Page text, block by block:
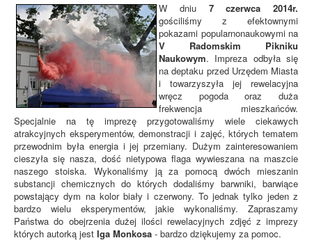
W dniu 7 czerwca 2014r.
gościliśmy z efektownymi
pokazami popularnonaukowymi na
V Radomskim Pikniku
Naukowym. Impreza odbyła się
na deptaku przed Urzędem Miasta
i towarzyszyła jej rewelacyjna
wręcz pogoda oraz duża
frekwencja mieszkańców.
Specjalnie na tę imprezę przygotowaliśmy wiele ciekawych
atrakcyjnych eksperymentów, demonstracji i zajęć, których tematem
przewodnim była energia i jej przemiany. Dużym zainteresowaniem
cieszyła się nasza, dość nietypowa flaga wywieszana na maszcie
naszego stoiska. Wykonaliśmy ją za pomocą dwóch mieszanin
substancji chemicznych do których dodaliśmy barwniki, barwiące
powstający dym na kolor biały i czerwony. To jednak tylko jeden z
bardzo wielu eksperymentów, jakie wykonaliśmy. Zapraszamy
Państwa do obejrzenia dużej ilości rewelacyjnych zdjęć z imprezy
których autorką jest Iga Monkosa - bardzo dziękujemy za pomoc.